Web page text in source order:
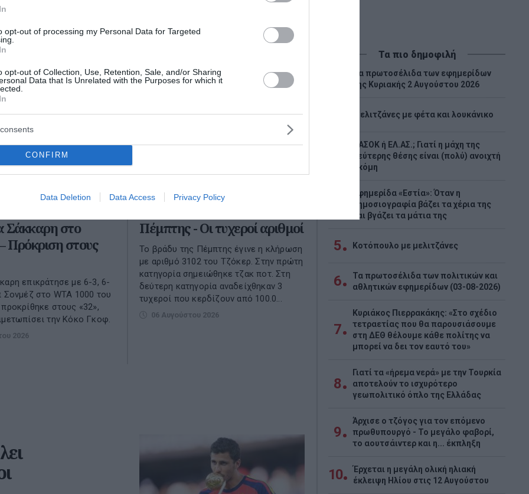
opt-out of processing my Personal Data for Targeted
opt-out of Collection, Use, Retention, Sale, and/or Sharing
Data that Is Unrelated with the Purposes for which it
CONFIRM
Data Deletion Data Access Privacy Policy
Σάκκαρη στο
Πρόκριση στους
επικράτησε με 6-3, 6-
Σονμέζ στο WTA 1000 του
στους «32»,
την Κόκο Γκοφ.
2026
Πέμπτης - Οι τυχεροί αριθμοί
Το βράδυ της Πέμπτης έγινε η κλήρωση
με αριθμό 3102 του Τζόκερ. Στην πρώτη
κατηγορία σημειώθηκε τζακ ποτ. Στη
δεύτερη κατηγορία αναδείχθηκαν 3
τυχεροί που κερδίζουν από 100.0...
06 Αυγούστου 2026
Τα πιο δημοφιλή
Tα πρωτοσέλιδα των εφημερίδων
της Κυριακής 2 Αυγούστου 2026
Μελιτζάνες με φέτα και λουκάνικο
ΠΑΣΟΚ ή ΕΛ.ΑΣ.; Γιατί η μάχη της
δεύτερης θέσης είναι (πολύ) ανοιχτή
ακόμη
Εφημερίδα «Εστία»: Όταν η
δημοσιογραφία βάζει τα χέρια της
και βγάζει τα μάτια της
5 Κοτόπουλο με μελιτζάνες
6
Τα πρωτοσέλιδα των πολιτικών και
αθλητικών εφημερίδων (03-08-2026)
7
Κυριάκος Πιερρακάκης: «Στο σχέδιο
τετραετίας που θα παρουσιάσουμε
στη ΔΕΘ θέλουμε κάθε πολίτης να
μπορεί να δει τον εαυτό του»
8
Γιατί τα «ήρεμα νερά» με την Τουρκία
αποτελούν το ισχυρότερο
γεωπολιτικό όπλο της Ελλάδας
9
Άρχισε ο τζόγος για τον επόμενο
πρωθυπουργό - Το μεγάλο φαβορί,
το αουτσάιντερ και η... έκπληξη
10
Έρχεται η μεγάλη ολική ηλιακή
έκλειψη Ηλίου στις 12 Αυγούστου